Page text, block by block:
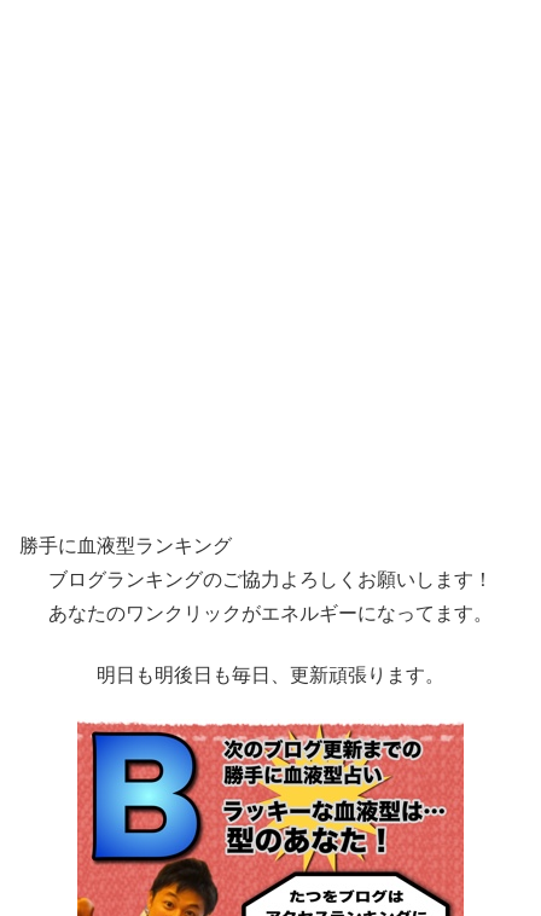
勝手に血液型ランキング
ブログランキングのご協力よろしくお願いします！
あなたのワンクリックがエネルギーになってます。
明日も明後日も毎日、更新頑張ります。